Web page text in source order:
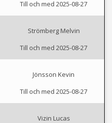
Till och med 2025-08-27
Strömberg Melvin
Till och med 2025-08-27
Jönsson Kevin
Till och med 2025-08-27
Vizin Lucas